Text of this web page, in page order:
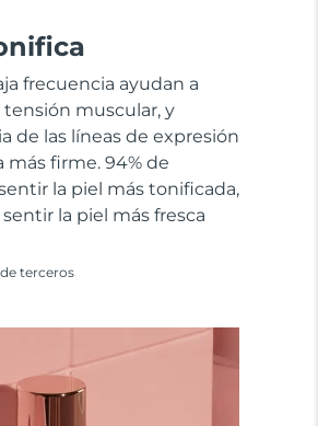
frecuencia ayudan a
muscular, y
de las líneas de expresión
más firme. 94% de
la piel más tonificada,
la piel más fresca
terceros